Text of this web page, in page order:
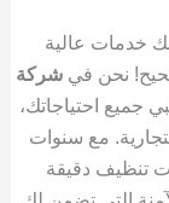
خدمات عالية
نحن في شركة
جميع احتياجاتك،
مع سنوات
تنظيف دقيقة